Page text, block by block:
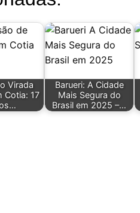
Virada
Cotia: 17
Barueri: A Cidade
Mais Segura do
Brasil em 2025 –…